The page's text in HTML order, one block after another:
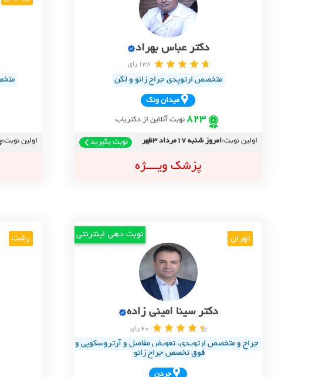
دکتر عباس بهراد
138 رای
متخصص ارتوپدی جراح زانو و لگن
ميدان ونک
823 نوبت آنلاین از دکتریاب
اولین نوبت:امروز شنبه 17مرداد 3ظهر نوبت بگیرید
پزشک ویــــژه
اولین نوبت:
تهران نوبت دهی اینترنتی
دکتر سینا امینی زاده
60 رای
جراح و متخصص ارتوپدی، تعویض مفاصل و آرتروسکوپی و
فوق تخصص جراح زانو
جردن
رشت